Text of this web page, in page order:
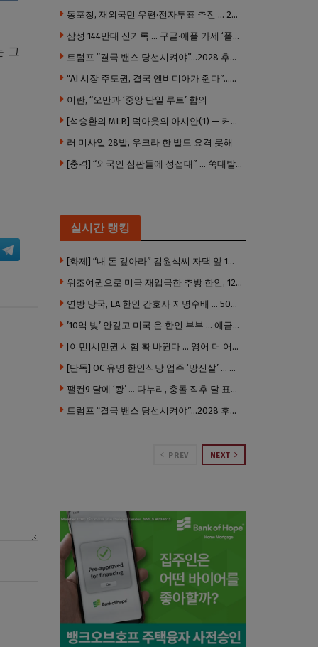
그
동포청, 재외국민 우편·전자투표 추진 … 2028년 도입 목표
삼성 144만대 신기록 … 구글·애플 가세 ‘폴더블 대전’ 열린다
트럼프 “결국 밴스 당선시켜야”…2028 후계 구도 힘 싣나
“AI 시장 주도권, 결국 엔비디아가 쥔다”…모건스탠리 장담
이란, “오만과 ‘중앙 단일 루트’ 합의
[석승환의 MLB] 덕아웃의 아시안(1) — 커트 스즈키가 우리에게 묻는 것
러 미사일 28발, 우크라 한 발도 요격 못해
[충격] “외국인 심판들에 성접대” … 쑥대밭된 축협 어디까지 추락하나
실시간 랭킹
[화제] “내 돈 갚아라” 김원석씨 자택 앞 1인 광대 시위 … 한인 투자사, “108만 달러 못받아”
위조여권으로 미국 재입국한 추방 한인, 120만 달러 은행 사기 행각
연방 당국, LA 한인 간호사 지명수배 … 500만 달러 메디캐어 사기, 선고 직전 한국 도주
’10억 빚’ 안갚고 미국 온 한인 부부 … 예금보험공사, 미국서 소송
[이민]시민권 시험 확 바뀐다 … 영어 더 어렵게, 민간시험 도입 추진
[단독] OC 유명 한인식당 업주 ‘망신살’ … 육류대금 안 갚자 식당서 공개추심
팰컨9 달에 ‘쾅’ … 다누리, 충돌 직후 달 표면 촬영 유일 탐사선
트럼프 “결국 밴스 당선시켜야”…2028 후계 구도 힘 싣나
PREV NEXT